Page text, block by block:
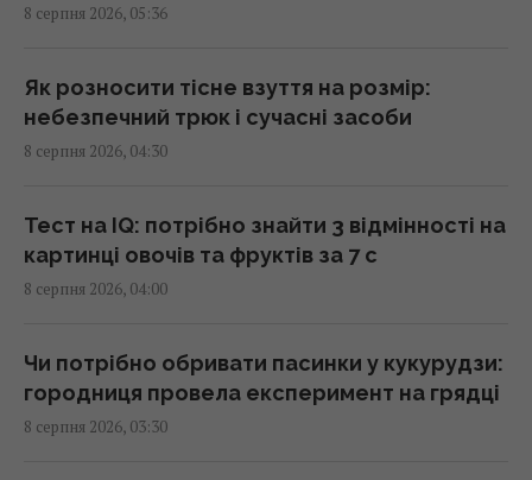
масштабні пожежі, є постраждалі (фото)
08:09 субота, 08 серпня 2026
станеться, якщо проковтнути насіння
07:55 субота, 08 серпня 2026
Київщині: загинуло троє людей, серед них
дитина
07:36 субота, 08 серпня 2026
8 серпня 2026, 05:36
Як розносити тісне взуття на розмір:
небезпечний трюк і сучасні засоби
8 серпня 2026, 04:30
Тест на IQ: потрібно знайти 3 відмінності на
картинці овочів та фруктів за 7 с
8 серпня 2026, 04:00
Чи потрібно обривати пасинки у кукурудзи:
городниця провела експеримент на грядці
8 серпня 2026, 03:30